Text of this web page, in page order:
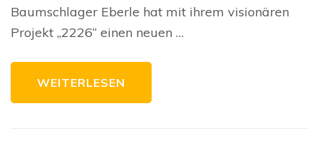
Baumschlager Eberle hat mit ihrem visionären
Projekt „2226“ einen neuen …
WEITERLESEN